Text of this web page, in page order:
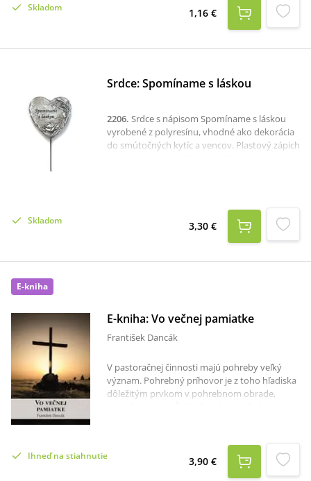
Skladom 1,16 €
Srdce: Spomíname s láskou
2206. Srdce s nápisom Spomíname s láskou
vyrobené z polyresínu, vhodné ako dekorácia
do smútočných kytíc a vencov. Plastový zápich
Skladom 3,30 €
E-kniha
E-kniha: Vo večnej pamiatke
František Dancák
V pastoračnej činnosti majú pohreby veľký
význam. Pohrebný príhovor je z toho hľadiska
dôležitým prvkom v pohrebnom obrade,
takýto pohrebný príhovor môžeme doplniť aj
vhodným príkladom. Práve ním môžeme
lepšie vyjadriť niektorú náboženskú pravdu,
Ihneď na stiahnutie 3,90 €